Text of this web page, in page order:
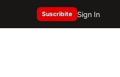
Suscribite Sign In